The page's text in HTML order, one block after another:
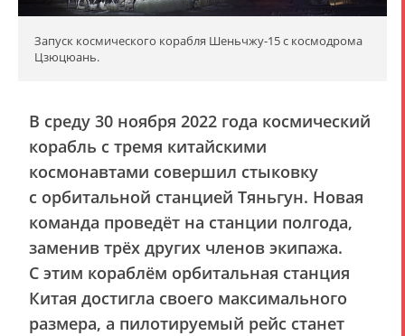
Запуск космического корабля Шеньчжу-15 с космодрома
Цзюцюань.
В среду 30 ноября 2022 года космический
корабль с тремя китайскими
космонавтами совершил стыковку
с орбитальной станцией Тяньгун. Новая
команда проведёт на станции полгода,
заменив трёх других членов экипажа.
С этим кораблём орбитальная станция
Китая достигла своего максимального
размера, а пилотируемый рейс станет